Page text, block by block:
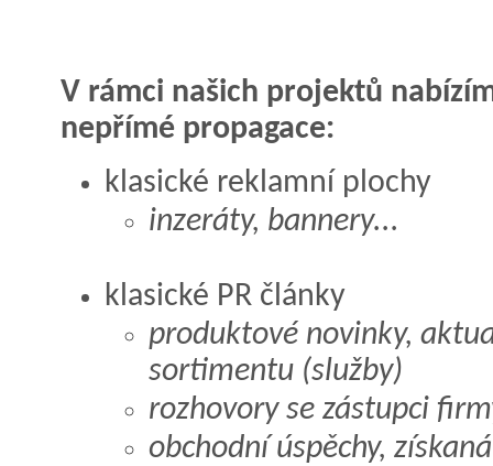
V rámci našich projektů
nepřímé propagace:
klasické reklamní plochy
inzeráty, bannery...
klasické PR články
produktové novinky,
sortimentu (služby)
rozhovory se zástupci
obchodní úspěchy,